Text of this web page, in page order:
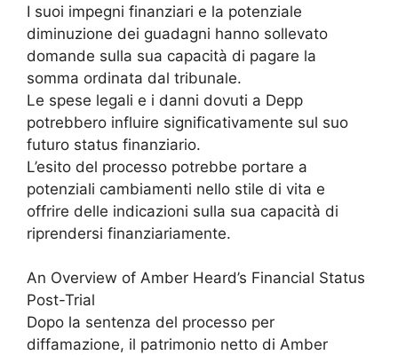
I suoi impegni finanziari e la potenziale
diminuzione dei guadagni hanno sollevato
domande sulla sua capacità di pagare la
somma ordinata dal tribunale.
Le spese legali e i danni dovuti a Depp
potrebbero influire significativamente sul suo
futuro status finanziario.
L’esito del processo potrebbe portare a
potenziali cambiamenti nello stile di vita e
offrire delle indicazioni sulla sua capacità di
riprendersi finanziariamente.
An Overview of Amber Heard’s Financial Status
Post-Trial
Dopo la sentenza del processo per
diffamazione, il patrimonio netto di Amber